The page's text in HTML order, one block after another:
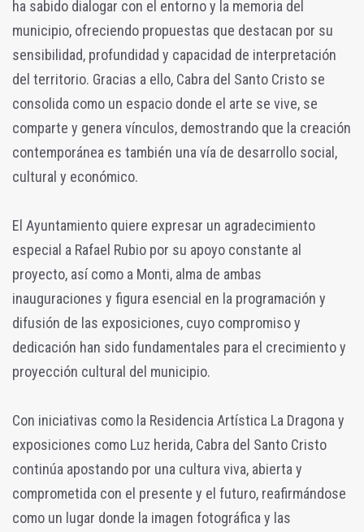
ha sabido dialogar con el entorno y la memoria del
municipio, ofreciendo propuestas que destacan por su
sensibilidad, profundidad y capacidad de interpretación
del territorio. Gracias a ello, Cabra del Santo Cristo se
consolida como un espacio donde el arte se vive, se
comparte y genera vínculos, demostrando que la creación
contemporánea es también una vía de desarrollo social,
cultural y económico.
El Ayuntamiento quiere expresar un agradecimiento
especial a Rafael Rubio por su apoyo constante al
proyecto, así como a Monti, alma de ambas
inauguraciones y figura esencial en la programación y
difusión de las exposiciones, cuyo compromiso y
dedicación han sido fundamentales para el crecimiento y
proyección cultural del municipio.
Con iniciativas como la Residencia Artística La Dragona y
exposiciones como Luz herida, Cabra del Santo Cristo
continúa apostando por una cultura viva, abierta y
comprometida con el presente y el futuro, reafirmándose
como un lugar donde la imagen fotográfica y las